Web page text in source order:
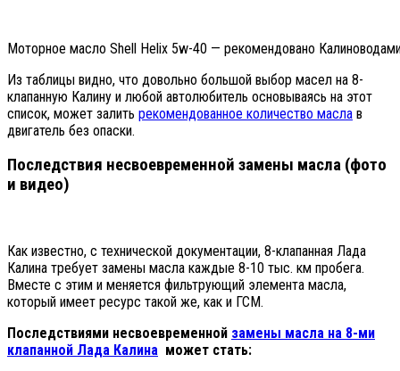
Моторное масло Shell Helix 5w-40 — рекомендовано
Из таблицы видно, что довольно большой выбор масел на 8-
клапанную Калину и любой автолюбитель основываясь на этот
список, может залить рекомендованное количество масла в
двигатель без опаски.
Последствия несвоевременной замены масла (фото
и видео)
Как известно, с технической документации, 8-клапанная Лада
Калина требует замены масла каждые 8-10 тыс. км пробега.
Вместе с этим и меняется фильтрующий элемента масла,
который имеет ресурс такой же, как и ГСМ.
Последствиями несвоевременной замены масла на 8-ми
клапанной Лада Калина может стать: